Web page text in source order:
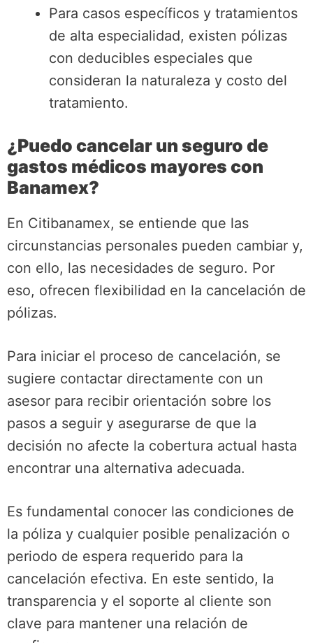
Para casos específicos y tratamientos
de alta especialidad, existen pólizas
con deducibles especiales que
consideran la naturaleza y costo del
tratamiento.
¿Puedo cancelar un seguro de
gastos médicos mayores con
Banamex?
En Citibanamex, se entiende que las
circunstancias personales pueden cambiar y,
con ello, las necesidades de seguro. Por
eso, ofrecen flexibilidad en la cancelación de
pólizas.
Para iniciar el proceso de cancelación, se
sugiere contactar directamente con un
asesor para recibir orientación sobre los
pasos a seguir y asegurarse de que la
decisión no afecte la cobertura actual hasta
encontrar una alternativa adecuada.
Es fundamental conocer las condiciones de
la póliza y cualquier posible penalización o
periodo de espera requerido para la
cancelación efectiva. En este sentido, la
transparencia y el soporte al cliente son
clave para mantener una relación de